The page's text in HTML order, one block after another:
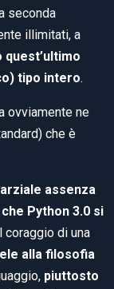
seconda
illimitati, a
quest’ultimo
tipo intero.
ovviamente ne
che è
assenza
Python 3.0 si
coraggio di una
alla filosofia
piuttosto